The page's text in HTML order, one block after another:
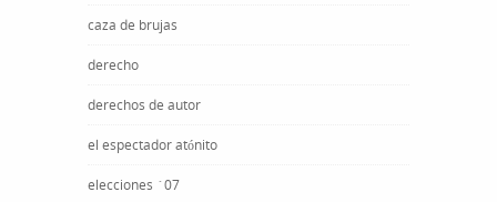
caza de brujas
derecho
derechos de autor
el espectador atónito
elecciones ´07